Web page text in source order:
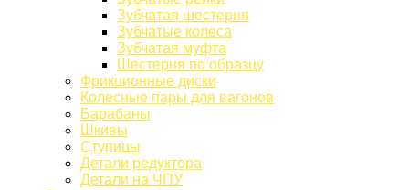
Зубчатая шестерня
Зубчатые колеса
Зубчатая муфта
Шестерня по образцу
Фрикционные диски
Колесные пары для вагонов
Барабаны
Шкивы
Ступицы
Детали редуктора
Детали на ЧПУ